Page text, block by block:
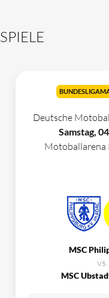
SPIELE
Deutsche
Samstag,
Motoballarena
MSC
vs.
MSC